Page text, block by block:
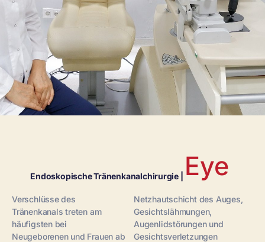
Endoskopische Tränenkanalchirurgie | Eye
Verschlüsse des
Tränenkanals treten am
häufigsten bei
Neugeborenen und Frauen ab
Netzhautschicht des Auges,
Gesichtslähmungen,
Augenlidstörungen und
Gesichtsverletzungen